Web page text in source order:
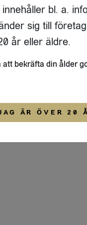
allt
P518
Förpackning
Påse
innehåller bl. a.
sig till
år eller äldre.
att bekräfta din ålder
ÄR ÖVER 20